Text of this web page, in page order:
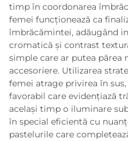
timp în coordonarea
femei funcționează ca
îmbrăcămintei, adăugând
cromatică și contrast
simple care ar putea părea
accesoriere. Utilizarea
femei atrage privirea în
favorabil care evidențiază
același timp o iluminare
în special eficientă cu
pastelurile care